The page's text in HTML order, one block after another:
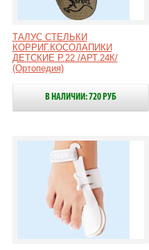
ТАЛУС СТЕЛЬКИ
КОРРИГ.КОСОЛАПИКИ
ДЕТСКИЕ Р.22 /АРТ.24К/
(Ортопедия)
В НАЛИЧИИ: 720 РУБ